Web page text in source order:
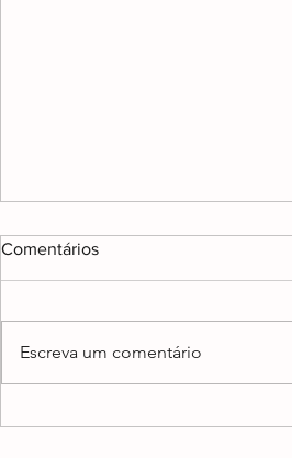
Comentários
Escreva um comentário